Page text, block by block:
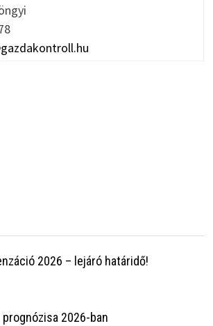
2026 – lejáró határidő!
prognózisa 2026-ban